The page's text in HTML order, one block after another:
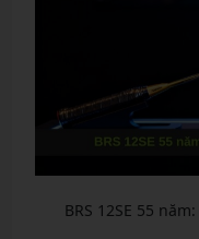
BRS 12SE 55